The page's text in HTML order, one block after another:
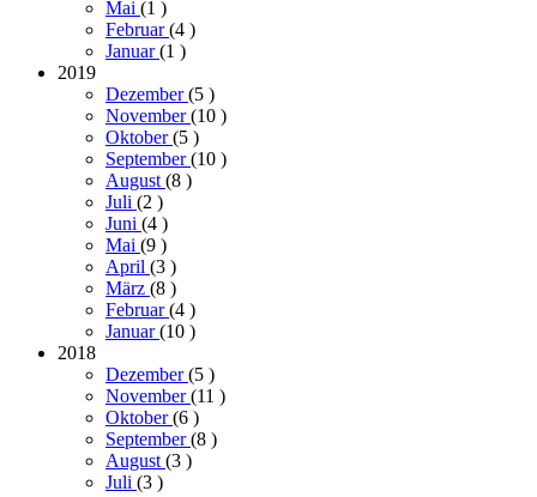
Mai (1 )
Februar(4 )
Januar(1 )
2019
Dezember(5 )
November(10 )
Oktober(5 )
September(10 )
August (8 )
Juli (2 )
Juni (4 )
Mai (9 )
April (3 )
März (8 )
Februar(4 )
Januar(10 )
2018
Dezember(5 )
November(11 )
Oktober(6 )
September(8 )
August (3 )
Juli (3 )